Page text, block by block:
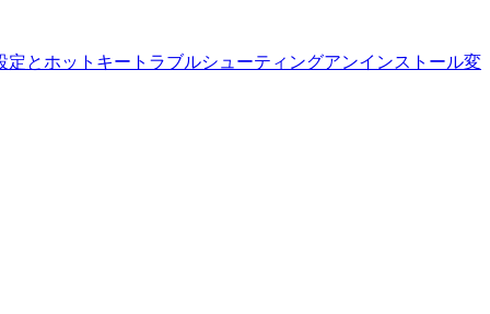
定とホットキー トラブルシューティングアンインストール変